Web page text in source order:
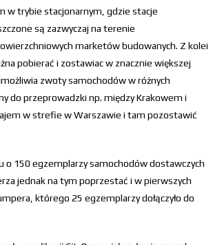
w trybie stacjonarnym, gdzie stacje
są zazwyczaj na terenie
marketów budowanych. Z kolei
pobierać i zostawiac w znacznie większej
zwoty samochodów w różnych
do przeprowadzki np. między Krakowem i
w strefie w Warszawie i tam pozostawić
o 150 egzemplarzy samochodów dostawczych
jednak na tym poprzestać i w pierwszych
którego 25 egzemplarzy dołączyło do